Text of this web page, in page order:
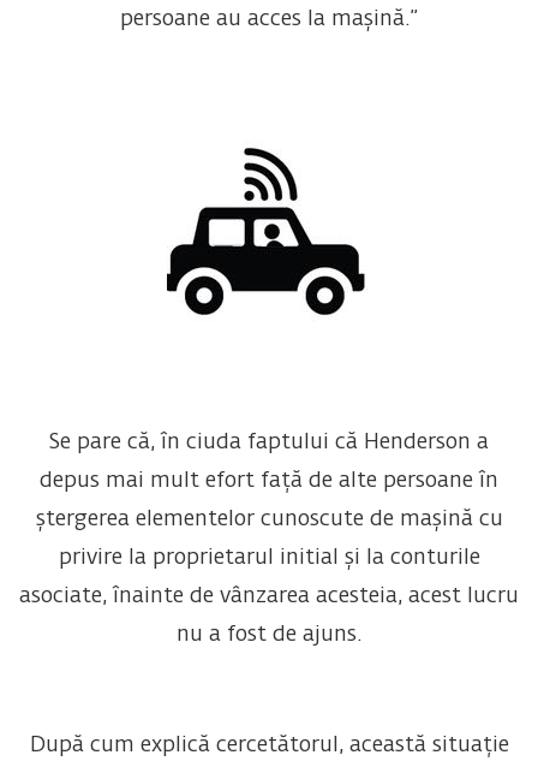
persoane au acces la mașină.”
Se pare că, în ciuda faptului că Henderson a
depus mai mult efort față de alte persoane în
ștergerea elementelor cunoscute de mașină cu
privire la proprietarul initial și la conturile
asociate, înainte de vânzarea acesteia, acest lucru
nu a fost de ajuns.
După cum explică cercetătorul, această situație